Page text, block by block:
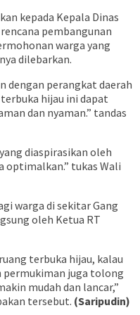
kepada Kepala Dinas
pembangunan
warga yang
dilebarkan.
dengan perangkat daerah
hijau ini dapat
dan nyaman.” tandas
diaspirasikan oleh
optimalkan.” tukas Wali
warga di sekitar Gang
oleh Ketua RT
terbuka hijau, kalau
permukiman juga tolong
mudah dan lancar,”
tersebut. (Saripudin)